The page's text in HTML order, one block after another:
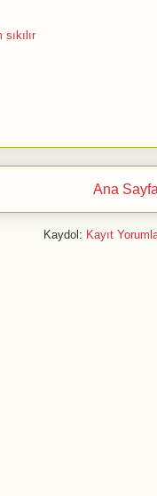
sıkılır
Ana Sayfa
Kaydol: Kayıt